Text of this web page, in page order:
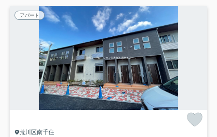
アパート
荒川区南千住